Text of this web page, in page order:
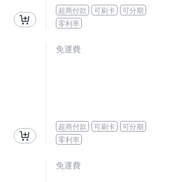
超商付款 可刷卡
可分期
零利率
免運費
超商付款 可刷卡
可分期
零利率
免運費